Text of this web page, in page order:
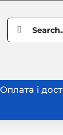
Search
for:
Оплата і